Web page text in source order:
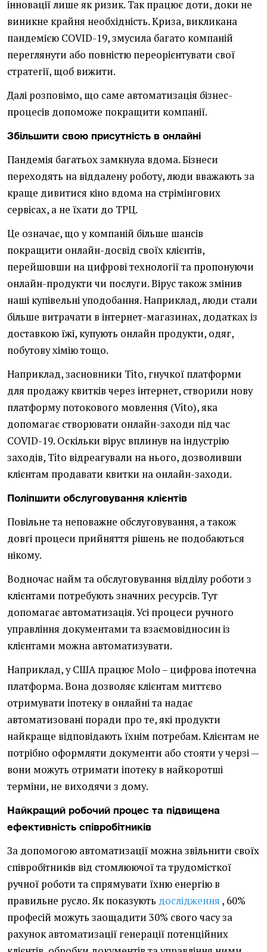
інновації лише як ризик. Так працює доти, доки не
виникне крайня необхідність. Криза, викликана
пандемією COVID-19, змусила багато компаній
переглянути або повністю переорієнтувати свої
стратегії, щоб вижити.
Далі розповімо, що саме автоматизація бізнес-
процесів допоможе покращити компанії.
Збільшити свою присутність в онлайні
Пандемія багатьох замкнула вдома. Бізнеси
переходять на віддалену роботу, люди вважають за
краще дивитися кіно вдома на стрімінгових
сервісах, а не їхати до ТРЦ.
Це означає, що у компаній більше шансів
покращити онлайн-досвід своїх клієнтів,
перейшовши на цифрові технології та пропонуючи
онлайн-продукти чи послуги. Вірус також змінив
наші купівельні уподобання. Наприклад, люди стали
більше витрачати в інтернет-магазинах, додатках із
доставкою їжі, купують онлайн продукти, одяг,
побутову хімію тощо.
Наприклад, засновники Tito, гнучкої платформи
для продажу квитків через інтернет, створили нову
платформу потокового мовлення (Vito), яка
допомагає створювати онлайн-заходи під час
COVID-19. Оскільки вірус вплинув на індустрію
заходів, Tito відреагували на нього, дозволивши
клієнтам продавати квитки на онлайн-заходи.
Поліпшити обслуговування клієнтів
Повільне та неповажне обслуговування, а також
довгі процеси прийняття рішень не подобаються
нікому.
Водночас найм та обслуговування відділу роботи з
клієнтами потребують значних ресурсів. Тут
допомагає автоматизація. Усі процеси ручного
управління документами та взаємовідносин із
клієнтами можна автоматизувати.
Наприклад, у США працює Molo – цифрова іпотечна
платформа. Вона дозволяє клієнтам миттєво
отримувати іпотеку в онлайні та надає
автоматизовані поради про те, які продукти
найкраще відповідають їхнім потребам. Клієнтам не
потрібно оформляти документи або стояти у черзі —
вони можуть отримати іпотеку в найкоротші
терміни, не виходячи з дому.
Найкращий робочий процес та підвищена
ефективність співробітників
За допомогою автоматизації можна звільнити своїх
співробітників від стомлюючої та трудомісткої
ручної роботи та спрямувати їхню енергію в
правильне русло. Як показують дослідження , 60%
професій можуть заощадити 30% свого часу за
рахунок автоматизації генерації потенційних